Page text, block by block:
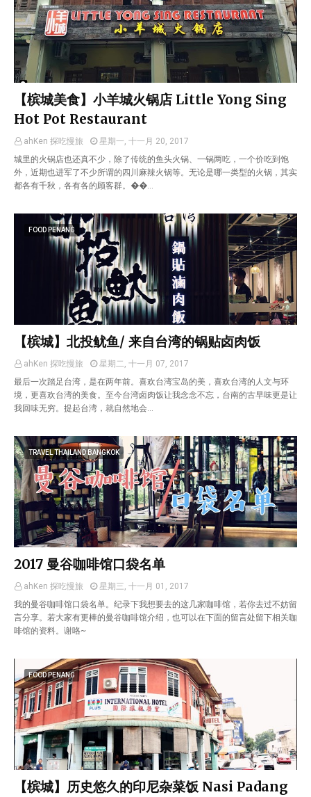
【槟城美食】小羊城火锅店 Little Yong Sing
Hot Pot Restaurant
ahKen 探吃慢旅
星期一, 十一月 20, 2017
城里的火锅店也还真不少，除了传统的鱼头火锅、一锅两吃，一个价吃到饱
外，近期也进军了不少所谓的四川麻辣火锅等。无论是哪一类型的火锅，其实
都各有千秋，各有各的顾客群。��…
FOOD PENANG
【槟城】北投鱿鱼/ 来自台湾的锅贴卤肉饭
ahKen 探吃慢旅
星期二, 十一月 07, 2017
最后一次踏足台湾，是在两年前。喜欢台湾宝岛的美，喜欢台湾的人文与环
境，更喜欢台湾的美食。至今台湾卤肉饭让我念念不忘，台南的古早味更是让
我回味无穷。提起台湾，就自然地会…
TRAVEL THAILAND BANGKOK
2017 曼谷咖啡馆口袋名单
ahKen 探吃慢旅
星期三, 十一月 01, 2017
我的曼谷咖啡馆口袋名单。纪录下我想要去的这几家咖啡馆，若你去过不妨留
言分享。若大家有更棒的曼谷咖啡馆介绍，也可以在下面的留言处留下相关咖
啡馆的资料。谢咯~
FOOD PENANG
【槟城】历史悠久的印尼杂菜饭 Nasi Padang